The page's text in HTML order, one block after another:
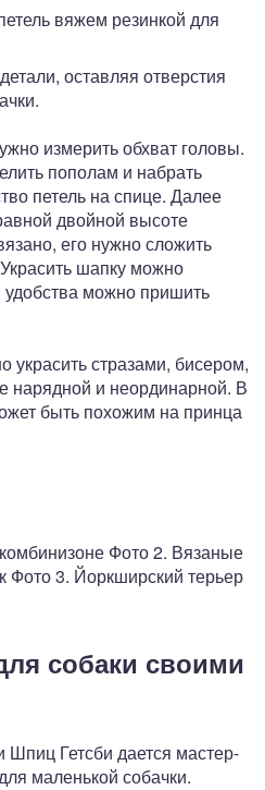
вяжем резинкой для
оставляя отверстия
измерить обхват головы.
пополам и набрать
петель на спице. Далее
двойной высоте
его нужно сложить
шапку можно
можно пришить
стразами, бисером,
нарядной и неординарной. В
быть похожим на принца
Фото 2. Вязаные
Фото 3. Йоркширский терьер
собаки своими
Гетсби дается мастер-
маленькой собачки.